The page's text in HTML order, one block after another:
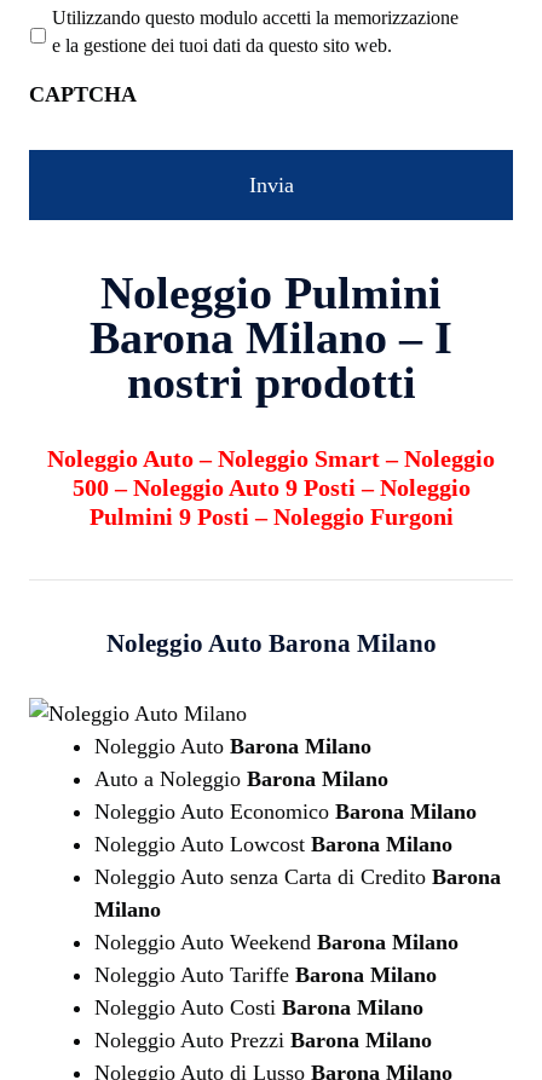
Utilizzando questo modulo accetti la memorizzazione
e la gestione dei tuoi dati da questo sito web.
CAPTCHA
Noleggio Pulmini
Barona Milano – I
nostri prodotti
Noleggio Auto–Noleggio Smart–Noleggio
500–Noleggio Auto 9 Posti –Noleggio
Pulmini 9 Posti –Noleggio Furgoni
Noleggio Auto Barona Milano
Noleggio Auto Barona Milano
Auto a Noleggio Barona Milano
Noleggio Auto Economico Barona Milano
Noleggio Auto Lowcost Barona Milano
Noleggio Auto senza Carta di Credito Barona
Milano
Noleggio Auto Weekend Barona Milano
Noleggio Auto Tariffe Barona Milano
Noleggio Auto Costi Barona Milano
Noleggio Auto Prezzi Barona Milano
Noleggio Auto di Lusso Barona Milano